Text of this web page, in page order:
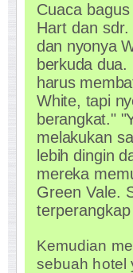
Cuaca
Hart dan
dan nyonya
berkuda
harus
White, tapi
berangkat."
melakukan
lebih dingin
mereka
Green Vale.
Kemudian
sebuah hotel